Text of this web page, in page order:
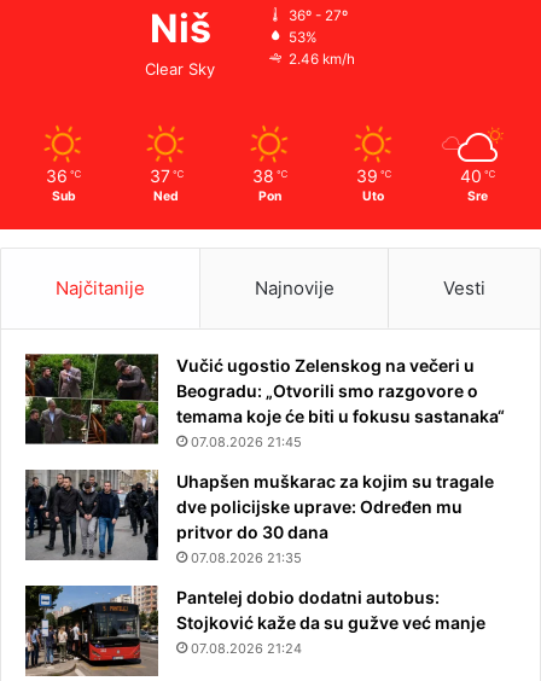
Niš
Clear Sky
36º - 27º
53%
2.46 km/h
36 ℃
Sub
37 ℃
Ned
38 ℃
Pon
39 ℃
Uto
40 ℃
Sre
Najčitanije Najnovije Vesti
Vučić ugostio Zelenskog na večeri u
Beogradu: „Otvorili smo razgovore o
temama koje će biti u fokusu sastanaka“
07.08.2026 21:45
Uhapšen muškarac za kojim su tragale
dve policijske uprave: Određen mu
pritvor do 30 dana
07.08.2026 21:35
Pantelej dobio dodatni autobus:
Stojković kaže da su gužve već manje
07.08.2026 21:24